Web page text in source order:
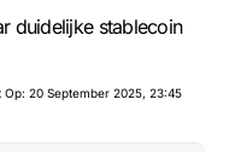
duidelijke stablecoin
Op: 20 September 2025, 23:45